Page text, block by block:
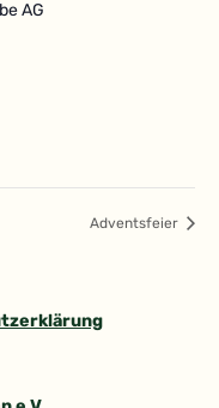
AG
Adventsfeier